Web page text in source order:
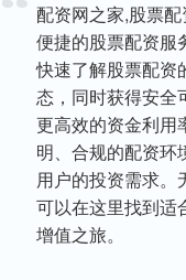
配资网之家,股票配
便捷的股票配资服
快速了解股票配资
态，同时获得安全
更高效的资金利用
明、合规的配资环
用户的投资需求。
可以在这里找到适
增值之旅。